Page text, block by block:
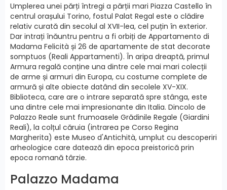
Umplerea unei părți întregi a părții mari Piazza Castello în
centrul orașului Torino, fostul Palat Regal este o clădire
relativ curată din secolul al XVII-lea, cel puțin în exterior.
Dar intrați înăuntru pentru a fi orbiți de Appartamento di
Madama Felicità și 26 de apartamente de stat decorate
somptuos (Reali Appartamenti). În aripa dreaptă, primul
Armura regală conține una dintre cele mai mari colecții
de arme și armuri din Europa, cu costume complete de
armură și alte obiecte datând din secolele XV-XIX.
Biblioteca, care are o intrare separată spre stânga, este
una dintre cele mai impresionante din Italia. Dincolo de
Palazzo Reale sunt frumoasele Grădinile Regale (Giardini
Reali), la colțul căruia (intrarea pe Corso Regina
Margherita) este Museo d'Antichità, umplut cu descoperiri
arheologice care datează din epoca preistorică prin
epoca romană târzie.
Palazzo Madama